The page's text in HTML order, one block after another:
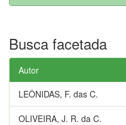
Busca facetada
Autor
LEÔNIDAS, F. das C.
OLIVEIRA, J. R. da C.